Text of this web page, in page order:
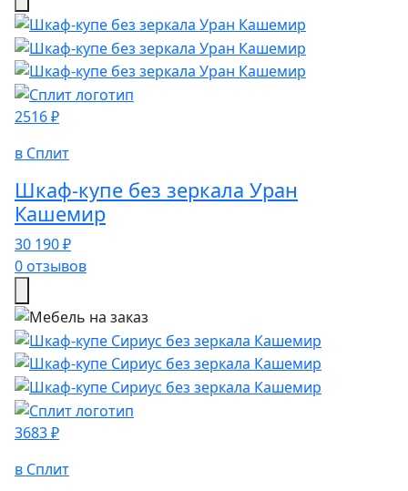
2516 ₽
в Сплит
Шкаф-купе без зеркала Уран
Кашемир
30 190 ₽
0 отзывов
3683 ₽
в Сплит